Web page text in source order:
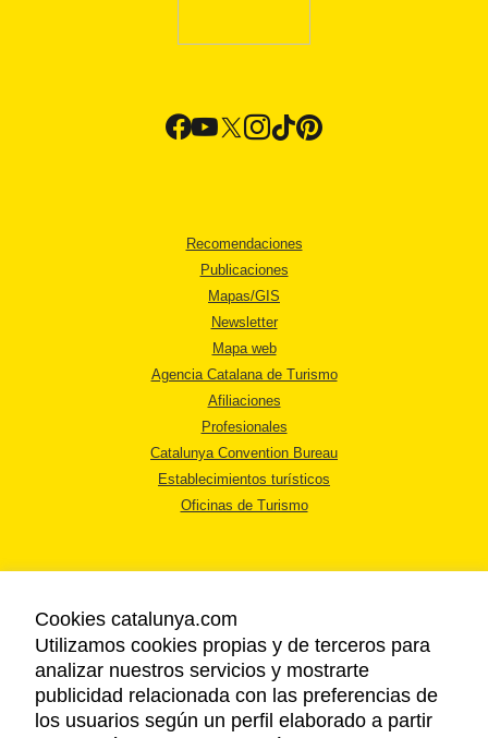
Recomendaciones
Publicaciones
Mapas/GIS
Newsletter
Mapa web
Agencia Catalana de Turismo
Afiliaciones
Profesionales
Catalunya Convention Bureau
Establecimientos turísticos
Oficinas de Turismo
AVISO LEGAL
POLÍTICA DE PRIVACIDAD
COOKIES
Cookies catalunya.com
Utilizamos cookies propias y de terceros para
analizar nuestros servicios y mostrarte
publicidad relacionada con las preferencias de
los usuarios según un perfil elaborado a partir